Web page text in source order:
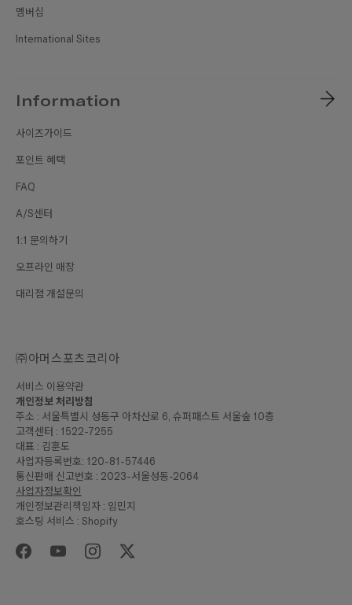
멤버십
International Sites
Information
사이즈가이드
포인트 혜택
FAQ
A/S센터
1:1 문의하기
오프라인 매장
대리점 개설문의
㈜아머스포츠코리아
서비스 이용약관
개인정보 처리방침
주소 : 서울특별시 성동구 아차산로 6, 슈퍼패스트 서울숲 10층
고객센터 : 1522-7255
대표 : 김훈도
사업자등록번호: 120-81-57446
통신판매 신고번호 : 2023-서울성동-2064
사업자정보확인
개인정보관리책임자 : 임민지
호스팅 서비스 : Shopify